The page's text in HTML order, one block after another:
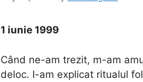
1 iunie 1999
Când ne-am trezit, m-am
deloc. I-am explicat ritualul